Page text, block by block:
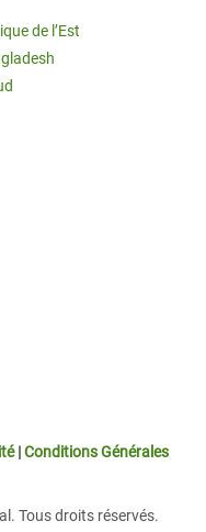
de l’Est
|Conditions Générales
Tous droits réservés.